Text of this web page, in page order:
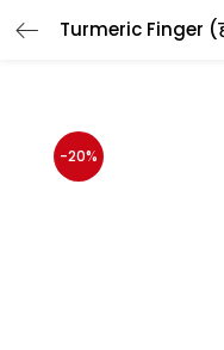
Turmeric Finger
-20%
LOGIN